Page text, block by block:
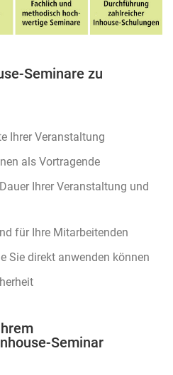
Seminare zu
Ihrer Veranstaltung
als Vortragende
Ihrer Veranstaltung und
für Ihre Mitarbeitenden
Sie direkt anwenden können
Seminar